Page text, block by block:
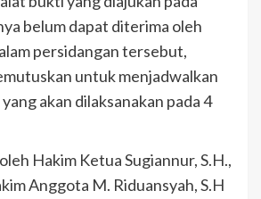
belum dapat diterima oleh
persidangan tersebut,
untuk menjadwalkan
akan dilaksanakan pada 4
Hakim Ketua Sugiannur, S.H.,
Anggota M. Riduansyah, S.H